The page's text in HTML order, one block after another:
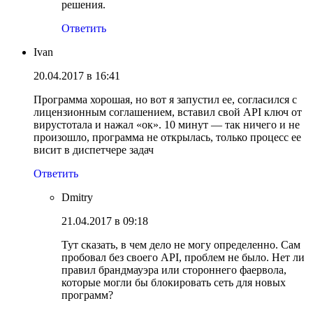
решения.
Ответить
Ivan
20.04.2017 в 16:41
Программа хорошая, но вот я запустил ее, согласился с
лицензионным соглашением, вставил свой API ключ от
вирустотала и нажал «ок». 10 минут — так ничего и не
произошло, программа не открылась, только процесс ее
висит в диспетчере задач
Ответить
Dmitry
21.04.2017 в 09:18
Тут сказать, в чем дело не могу определенно. Сам
пробовал без своего API, проблем не было. Нет ли
правил брандмауэра или стороннего фаервола,
которые могли бы блокировать сеть для новых
программ?